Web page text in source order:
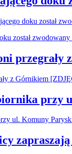
doku został
przy